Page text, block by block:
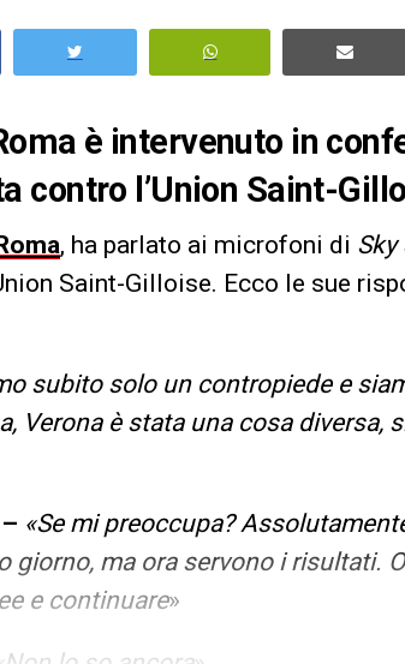
è intervenuto in
contro l’Union Saint-
, ha parlato ai microfoni di Sky
Saint-Gilloise. Ecco le sue
subito solo un contropiede e
Verona è stata una cosa diversa,
«Se mi preoccupa?
giorno, ma ora servono i risultati.
e continuare»